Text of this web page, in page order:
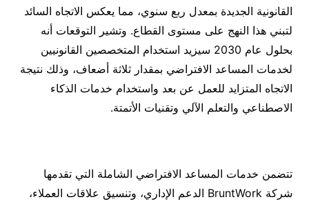
القانونية الجديدة بمعدل ربع سنوي، مما يعكس الاتجاه السائد
لتبني هذا النهج على مستوى القطاع. وتشير التوقعات أنه
بحلول عام 2030 سيزيد استخدام المتخصصين القانونيين
لخدمات المساعد الافتراضي بمقدار ثلاثة أضعاف، وذلك نتيجة
الاتجاه المتزايد للعمل عن بعد واستخدام خدمات الذكاء
الاصطناعي والتعلم الآلي وتقنيات الأتمتة.
تتضمن خدمات المساعد الافتراضي الشاملة التي تقدمها
شركة BruntWork الدعم الإداري، وتنسيق علاقات العملاء،